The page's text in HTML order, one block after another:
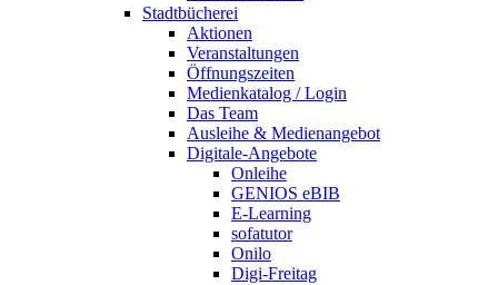
Stadtbücherei
Aktionen
Veranstaltungen
Öffnungszeiten
Medienkatalog / Login
Das Team
Ausleihe & Medienangebot
Digitale-Angebote
Onleihe
GENIOS eBIB
E-Learning
sofatutor
Onilo
Digi-Freitag